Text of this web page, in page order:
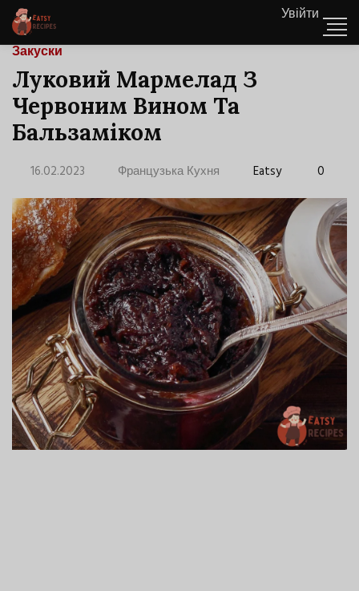
Увійти
Закуски
Луковий Мармелад З
Червоним Вином Та
Бальзаміком
16.02.2023 Французька Кухня Eatsy 0